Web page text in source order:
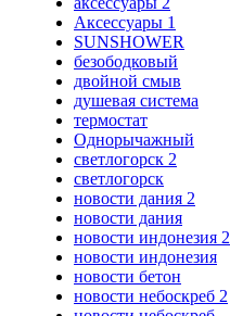
Аксессуары 1
SUNSHOWER
безободковый
двойной смыв
душевая система
термостат
Однорычажный
светлогорск 2
светлогорск
новости дания 2
новости дания
новости индонезия 2
новости индонезия
новости бетон
новости небоскреб 2